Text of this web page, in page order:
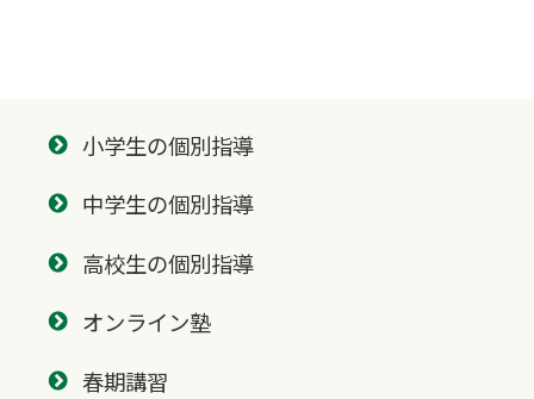
小学生の個別指導
中学生の個別指導
高校生の個別指導
オンライン塾
春期講習